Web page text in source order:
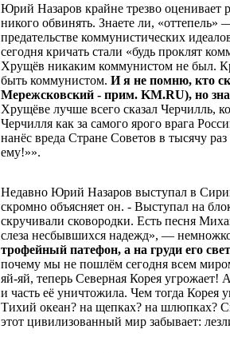
Юрий Назаров крайне трезво оценивает
никого обвинять. Знаете ли,
предательстве коммунистических
сегодня кричать стали «будь проклят
Хрущёв никаким коммунистом не был.
быть коммунистом. И я не помню, кто
Мережсковский - прим. KM.RU), но
Хрущёве лучше всего сказал Черчилль,
Черчилля как за самого ярого врага
нанёс вреда Стране Советов в тысячу
ему!»».
Недавно Юрий Назаров выступал в
скромно объясняет он. - Выступал на
скручивали сковородки. Есть песня
слеза несбывшихся надежд», —
трофейный патефон, а на груди его
почему мы не пошлём сегодня всем
яй-яй, теперь Северная Корея
и часть её уничтожила. Чем тогда Корея
Тихий океан? на щепках? на шлюпках?
этот цивилизованный мир забывает: